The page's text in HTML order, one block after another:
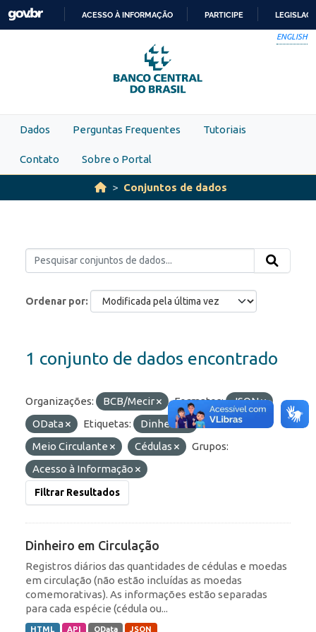
Skip to main content
PARA
O
CONTEÚDO
ACESSO À INFORMAÇÃO PARTICIPE
ENGLISH
Dados Perguntas Frequentes Tutoriais
Contato Sobre o Portal
Conjuntos de dados
Ordenar por
1 conjunto de dados encontrado
Organizações: BCB/Mecir Formatos:
JSON
OData
Etiquetas:
Dinheiro
Meio Circulante
Cédulas
Grupos:
Acesso à Informação
Filtrar Resultados
Dinheiro em Circulação
Registros diários das quantidades de cédulas e moedas
em circulação (não estão incluídas as moedas
comemorativas). As informações estão separadas
para cada espécie (cédula ou...
HTML API OData JSON